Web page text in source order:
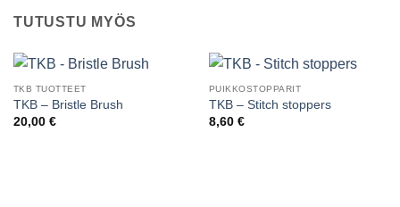
TUTUSTU MYÖS
TKB TUOTTEET
TKB – Bristle Brush
20,00 €
PUIKKOSTOPPARIT
TKB – Stitch stoppers
8,60 €